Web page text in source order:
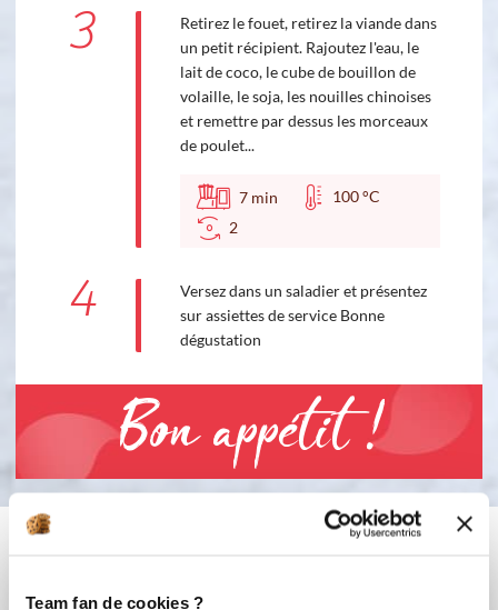
Team fan de cookies ?
3
Retirez le fouet, retirez la viande dans
un petit récipient. Rajoutez l'eau, le
lait de coco, le cube de bouillon de
volaille, le soja, les nouilles chinoises
et remettre par dessus les morceaux
de poulet...
7 min
100 °C
2
4
Versez dans un saladier et présentez
sur assiettes de service Bonne
dégustation
Bon appétit !
Vous aimerez aussi ...